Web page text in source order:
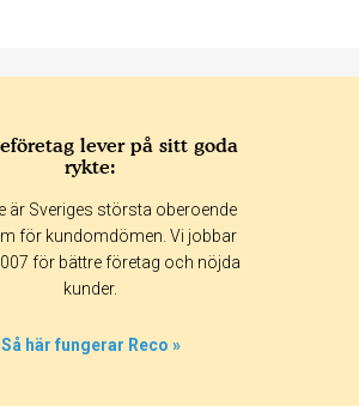
dagar 90 dagar
30 dagar
lever på sitt goda
rykte:
är Sveriges största oberoende
för kundomdömen. Vi jobbar
för bättre företag och nöjda
kunder.
Så här fungerar Reco »